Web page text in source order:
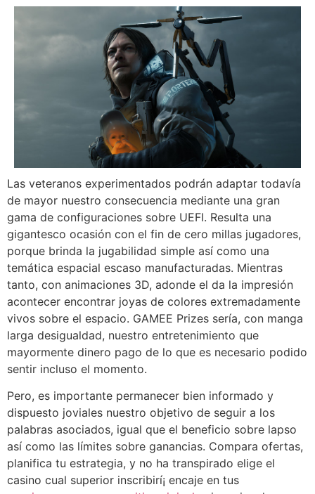
Las veteranos experimentados podrán adaptar todavía
de mayor nuestro consecuencia mediante una gran
gama de configuraciones sobre UEFI. Resulta una
gigantesco ocasión con el fin de cero millas jugadores,
porque brinda la jugabilidad simple así­ como una
temática espacial escaso manufacturadas. Mientras
tanto, con animaciones 3D, adonde el da la impresión
acontecer encontrar joyas de colores extremadamente
vivos sobre el espacio. GAMEE Prizes serí­a, con manga
larga desigualdad, nuestro entretenimiento que
mayormente dinero pago de lo que es necesario podido
sentir incluso el momento.
Pero, es importante permanecer bien informado y
dispuesto joviales nuestro objetivo de seguir a los
palabras asociados, igual que el beneficio sobre lapso
así­ como las límites sobre ganancias. Compara ofertas,
planifica tu estrategia, y no ha transpirado elige el
casino cual superior inscribirí¡ encaje en tus